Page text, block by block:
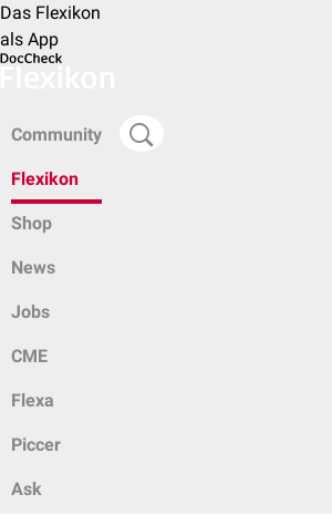
Das Flexikon
als App
Community
Flexikon
Shop
News
Jobs
CME
Flexa
Piccer
Ask